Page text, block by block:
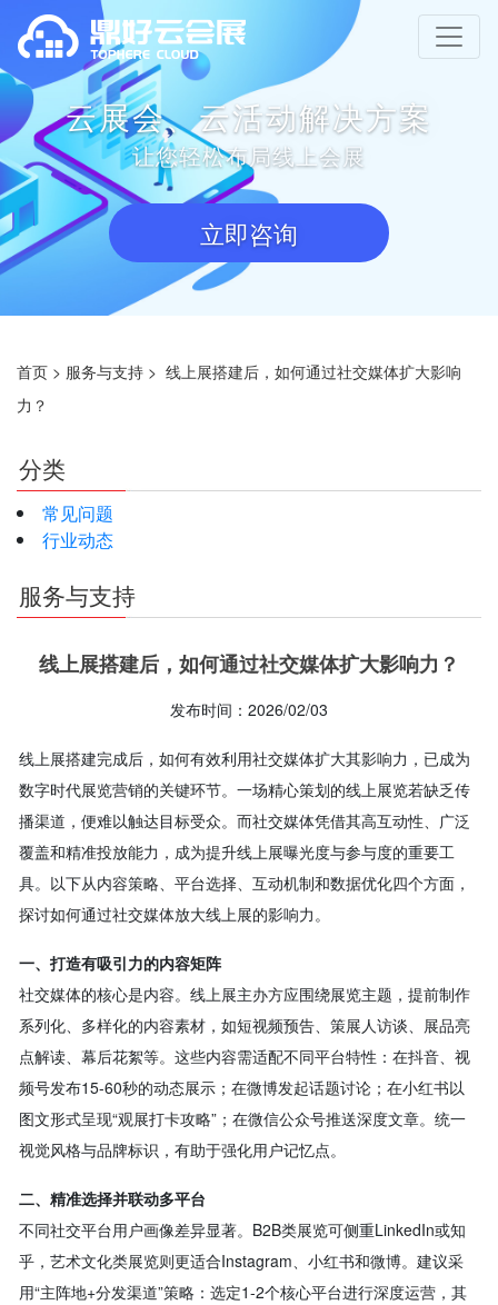
云展会、云活动解决方案
让您轻松布局线上会展
立即咨询
首页 > 服务与支持 > 线上展搭建后，如何通过社交媒体扩大影响
力？
分类
常见问题
行业动态
服务与支持
线上展搭建后，如何通过社交媒体扩大影响力？
发布时间：2026/02/03
线上展搭建完成后，如何有效利用社交媒体扩大其影响力，已成为
数字时代展览营销的关键环节。一场精心策划的线上展览若缺乏传
播渠道，便难以触达目标受众。而社交媒体凭借其高互动性、广泛
覆盖和精准投放能力，成为提升线上展曝光度与参与度的重要工
具。以下从内容策略、平台选择、互动机制和数据优化四个方面，
探讨如何通过社交媒体放大线上展的影响力。
一、打造有吸引力的内容矩阵
社交媒体的核心是内容。线上展主办方应围绕展览主题，提前制作
系列化、多样化的内容素材，如短视频预告、策展人访谈、展品亮
点解读、幕后花絮等。这些内容需适配不同平台特性：在抖音、视
频号发布15-60秒的动态展示；在微博发起话题讨论；在小红书以
图文形式呈现“观展打卡攻略”；在微信公众号推送深度文章。统一
视觉风格与品牌标识，有助于强化用户记忆点。
二、精准选择并联动多平台
不同社交平台用户画像差异显著。B2B类展览可侧重LinkedIn或知
乎，艺术文化类展览则更适合Instagram、小红书和微博。建议采
用“主阵地+分发渠道”策略：选定1-2个核心平台进行深度运营，其